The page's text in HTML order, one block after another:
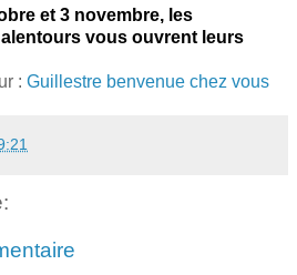
et 3 novembre, les
vous ouvrent leurs
: Guillestre benvenue chez vous